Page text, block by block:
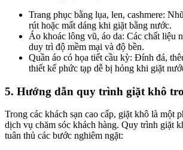
Trang phục bằng lụa, len, cashmere:
rút hoặc mất dáng khi giặt bằng nước.
Áo khoác lông vũ, áo da: Các chất liệu
duy trì độ mềm mại và độ bền.
Quần áo có họa tiết cầu kỳ: Đính đá,
thiết kế phức tạp dễ bị hỏng khi giặt
5. Hướng dẫn quy trình giặt khô
Trong các khách sạn cao cấp, giặt khô là một
dịch vụ chăm sóc khách hàng. Quy trình giặt
tuân thủ các bước nghiêm ngặt: